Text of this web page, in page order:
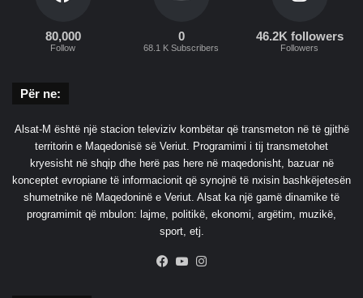
80,000
Follow
0
68.1 K Subscribers
46.2K followers
Followers
Për ne:
Alsat-M është një stacion televiziv kombëtar që transmeton në të gjithë
territorin e Maqedonisë së Veriut. Programimi i tij transmetohet
kryesisht në shqip dhe herë pas here në maqedonisht, bazuar në
konceptet evropiane të informacionit që synojnë të nxisin bashkëjetesën
shumetnike në Maqedoninë e Veriut. Alsat ka një gamë dinamike të
programimit që mbulon: lajme, politikë, ekonomi, argëtim, muzikë,
sport, etj.
Facebook
YouTube